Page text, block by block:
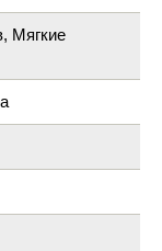
Мягкие